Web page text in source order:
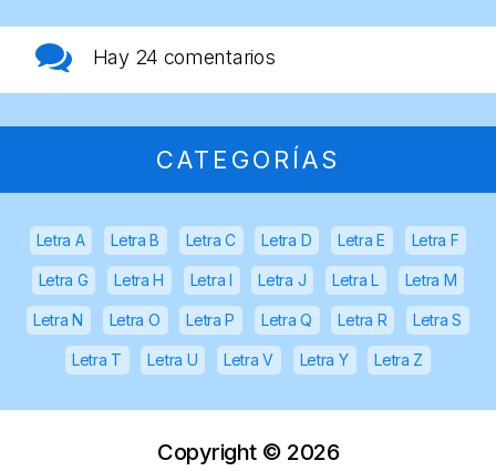
Hay 24 comentarios
CATEGORÍAS
Letra A Letra B Letra C Letra D Letra E Letra F
Letra G Letra H Letra I Letra J Letra L Letra M
Letra N Letra O Letra P Letra Q Letra R Letra S
Letra T Letra U Letra V Letra Y Letra Z
Copyright © 2026